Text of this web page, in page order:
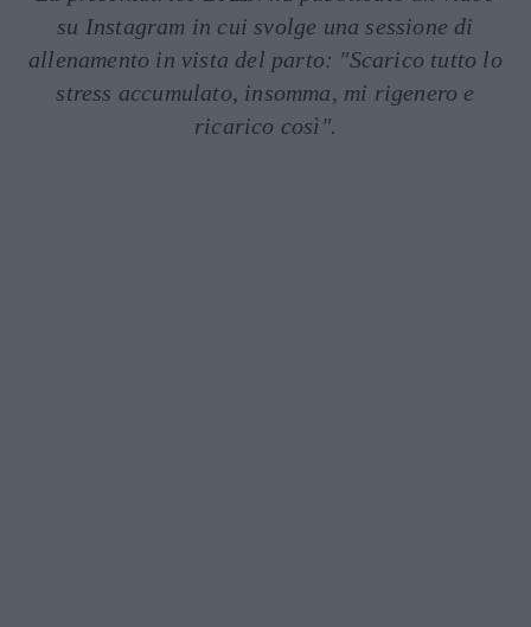
su Instagram in cui svolge una sessione di
allenamento in vista del parto: "Scarico tutto lo
stress accumulato, insomma, mi rigenero e
ricarico così".